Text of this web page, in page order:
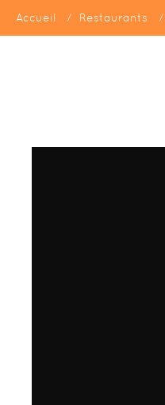
Accueil Restaurants